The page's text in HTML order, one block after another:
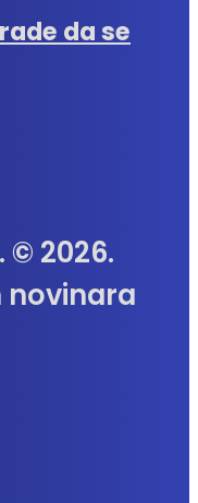
da se
© 2026.
novinara